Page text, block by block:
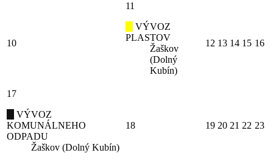
10
11
VÝVOZ
PLASTOV
Žaškov
(Dolný
Kubín)
12 13 14 15 16
17
VÝVOZ
KOMUNÁLNEHO
ODPADU
Žaškov (Dolný Kubín)
18 19 20 21 22 23